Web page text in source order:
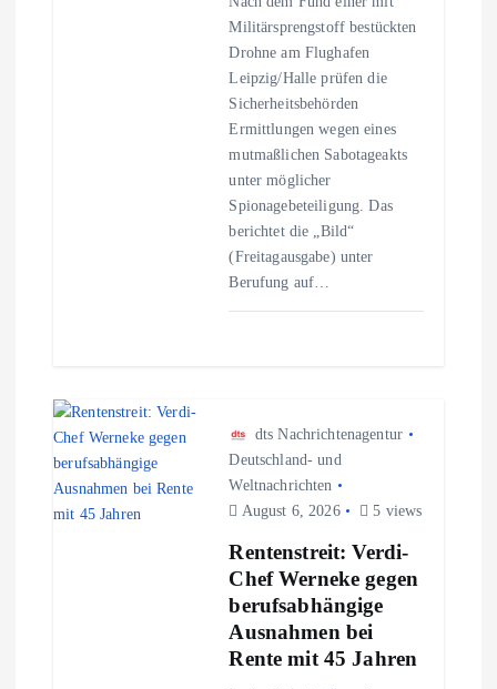
Militärsprengstoff bestückten
Drohne am Flughafen
Leipzig/Halle prüfen die
Sicherheitsbehörden
Ermittlungen wegen eines
mutmaßlichen Sabotageakts
unter möglicher
Spionagebeteiligung. Das
berichtet die „Bild“
(Freitagausgabe) unter
Berufung auf…
dts Nachrichtenagentur
Deutschland- und
Weltnachrichten
August 6, 2026
5 views
Rentenstreit: Verdi-
Chef Werneke gegen
berufsabhängige
Ausnahmen bei
Rente mit 45 Jahren